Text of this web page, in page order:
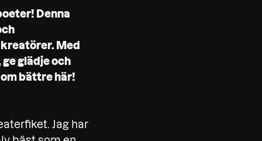
Denna
Med
glädje och
bättre här!
Jag har